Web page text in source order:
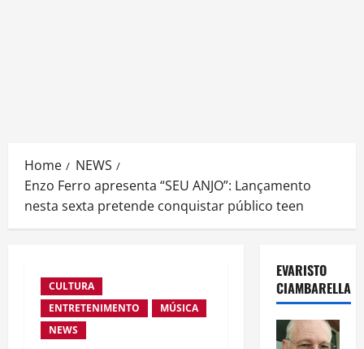
Home
NEWS
Enzo Ferro apresenta “SEU ANJO”: Lançamento
nesta sexta pretende conquistar público teen
CULTURA
ENTRETENIMENTO
MÚSICA
NEWS
EVARISTO
CIAMBARELLA